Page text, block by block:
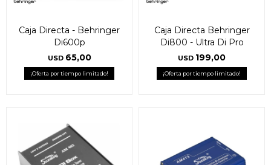
Caja Directa - Behringer
Di600p
USD 65,00
¡Oferta por tiempo limitado!
Caja Directa Behringer
Di800 - Ultra Di Pro
USD 199,00
¡Oferta por tiempo limitado!